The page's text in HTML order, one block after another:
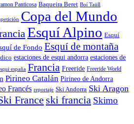
Panticosa Baqueira Beret Boí Taüll
Copa del Mundo
Esquí Alpino Esquí
de Fondo Esquí de montaña
estaciones de esqui andorra estaciones de
españa Francia Freeride Freeride World
Pirineo Catalán Pirineo de Andorra
Francés reportaje Ski Andorra Ski Aragon
France ski francia Skimo